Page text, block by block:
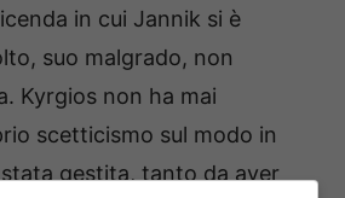
in cui Jannik si è
suo malgrado, non
Kyrgios non ha mai
scetticismo sul modo in
gestita, tanto da aver